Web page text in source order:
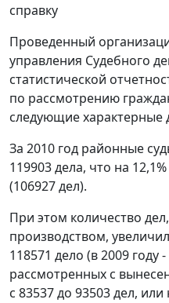
справку
Проведенный
управления Судебного
статистической
по рассмотрению
следующие характерные
За 2010 год районные
119903 дела, что на
(106927 дел).
При этом количество
производством,
118571 дело (в 2009 году
рассмотренных с
с 83537 до 93503 дел, или